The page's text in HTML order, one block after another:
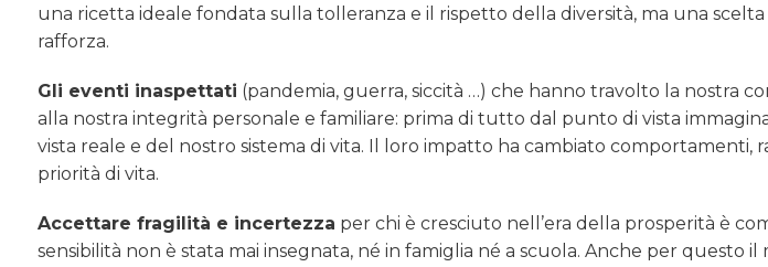
una ricetta ideale fondata sulla tolleranza e il rispetto della diversità, ma una
rafforza.
Gli eventi inaspettati (pandemia, guerra, siccità …) che hanno travolto la nostra
alla nostra integrità personale e familiare: prima di tutto dal punto di vista
vista reale e del nostro sistema di vita. Il loro impatto ha cambiato comportamenti,
priorità di vita.
Accettare fragilità e incertezza per chi è cresciuto nell’era della prosperità è
sensibilità non è stata mai insegnata, né in famiglia né a scuola. Anche per questo